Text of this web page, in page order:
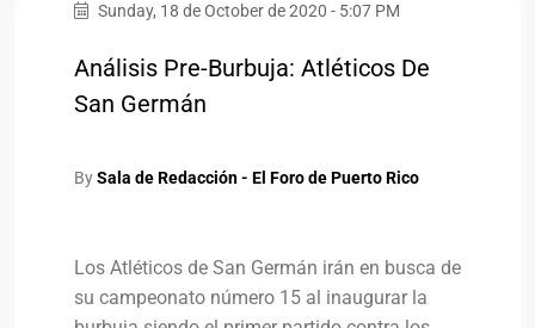
Sunday, 18 de October de 2020 - 5:07 PM
Análisis Pre-Burbuja: Atléticos De
San Germán
BySala de Redacción - El Foro de Puerto Rico
Los Atléticos de San Germán irán en busca de
su campeonato número 15 al inaugurar la